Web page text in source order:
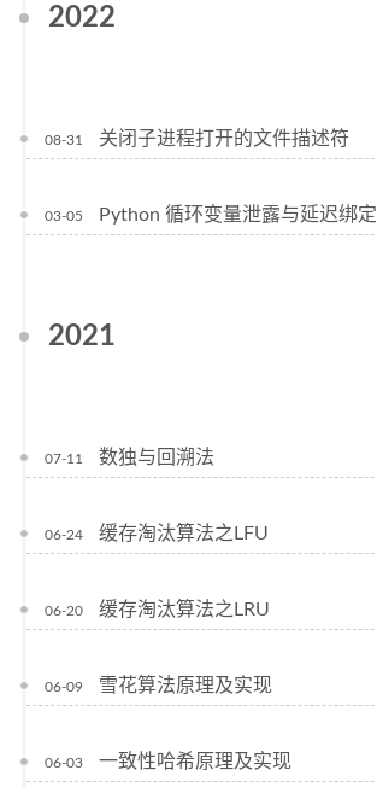
2022
08-31 关闭子进程打开的文件描述符
03-05 Python 循环变量泄露与延迟绑定
2021
07-11 数独与回溯法
06-24 缓存淘汰算法之LFU
06-20 缓存淘汰算法之LRU
06-09 雪花算法原理及实现
06-03 一致性哈希原理及实现